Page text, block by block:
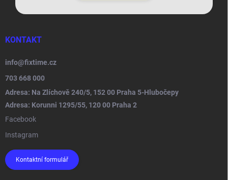
KONTAKT
info@fixtime.cz
703 668 000
Adresa: Na Zlíchově 240/5, 152 00 Praha 5-Hlubočepy
Adresa: Korunni 1295/55, 120 00 Praha 2
Facebook
Instagram
Kontaktní formulář